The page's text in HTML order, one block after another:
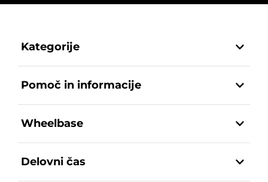
Kategorije
Pomoč in informacije
Wheelbase
Delovni čas